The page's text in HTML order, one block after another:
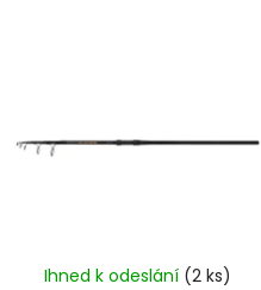
Ihned k odeslání (2 ks)